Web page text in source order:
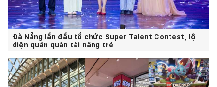
Đà Nẵng lần đầu tổ chức Super Talent Contest, lộ
diện quán quân tài năng trẻ